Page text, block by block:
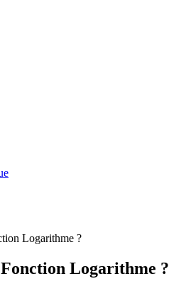
Logarithme ?
Logarithme ?